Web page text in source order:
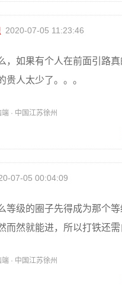
2020-07-05 11:23:46
，如果有个人在前面引路真
贵人太少了。。。
· 中国江苏徐州
07-05 00:04:09
等级的圈子先得成为那个
而然就能进，所以打铁还需
· 中国江苏徐州